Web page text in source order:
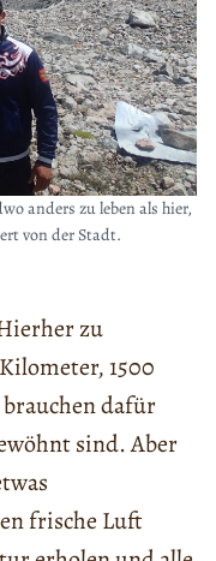
anders zu leben als hier,
von der Stadt.
zu
1500
dafür
sind. Aber
frische Luft